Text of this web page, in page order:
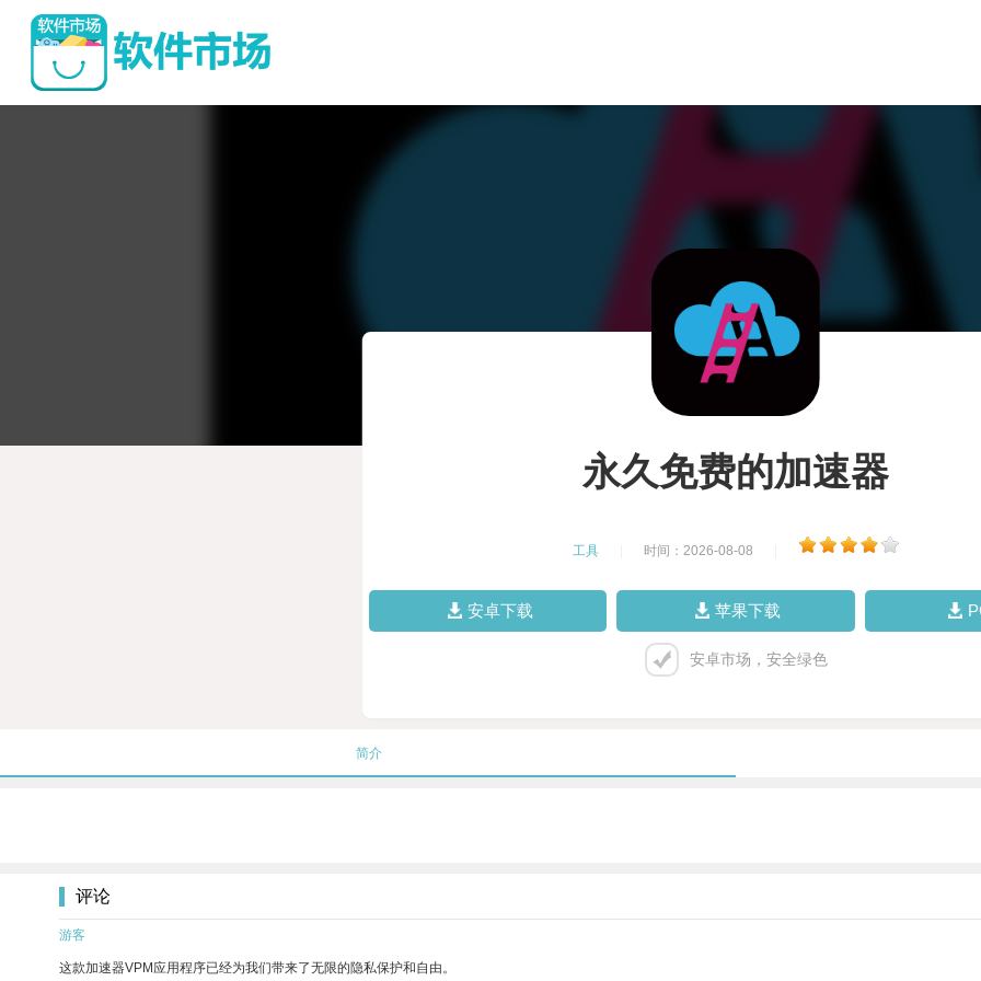
永久免费的加速器
工具 时间：2026-08-08
安卓下载 苹果下载
安卓市场，安全绿色
简介
评论
游客
这款加速器VPM应用程序已经为我们带来了无限的隐私保护和自由。